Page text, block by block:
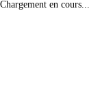
Chargement en cours...